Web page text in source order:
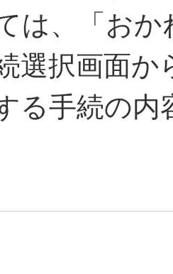
は、「お
選択画面
る手続の